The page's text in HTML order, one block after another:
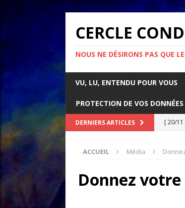
CERCLE
NOUS NE DÉSIRONS PAS QUE
VU, LU, ENTENDU POUR VOUS
PROTECTION DE VOS
DERNIERS ARTICLES [ 20/11
rapport
ACCUEIL Média
Donnez votre